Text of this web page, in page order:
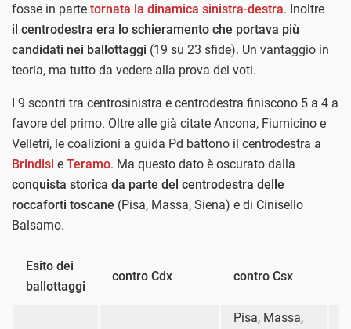
fosse in parte tornata la dinamica sinistra-destra. Inoltre
il centrodestra era lo schieramento che portava più
candidati nei ballottaggi (19 su 23 sfide). Un vantaggio in
teoria, ma tutto da vedere alla prova dei voti.
I 9 scontri tra centrosinistra e centrodestra finiscono 5 a 4 a
favore del primo. Oltre alle già citate Ancona, Fiumicino e
Velletri, le coalizioni a guida Pd battono il centrodestra a
Brindisi e Teramo. Ma questo dato è oscurato dalla
conquista storica da parte del centrodestra delle
roccaforti toscane (Pisa, Massa, Siena) e di Cinisello
Balsamo.
Esito dei
ballottaggi
contro Cdx contro Csx
Pisa, Massa,